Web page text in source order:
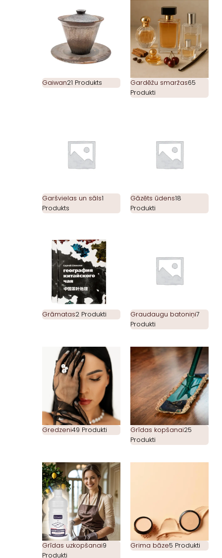
Gaiwan21 Produkts Gardēžu smaržas65
Produkti
Garšvielas un sāls1
Produkts
Gāzēts ūdens18
Produkti
Grāmatas2 Produkti Graudaugu batoniņi7
Produkti
Gredzeni49 Produkti Grīdas kopšanai25
Produkti
Grīdas uzkopšanai9
Produkti
Grima bāze5 Produkti